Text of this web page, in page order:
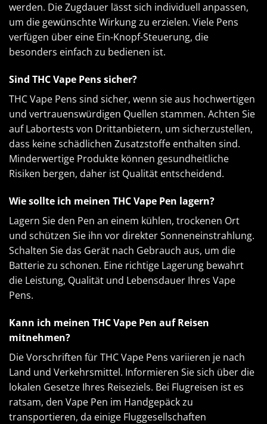
werden. Die Zugdauer lässt sich individuell anpassen,
um die gewünschte Wirkung zu erzielen. Viele Pens
verfügen über eine Ein-Knopf-Steuerung, die
besonders einfach zu bedienen ist.
Sind THC Vape Pens sicher?
THC Vape Pens sind sicher, wenn sie aus hochwertigen
und vertrauenswürdigen Quellen stammen. Achten Sie
auf Labortests von Drittanbietern, um sicherzustellen,
dass keine schädlichen Zusatzstoffe enthalten sind.
Minderwertige Produkte können gesundheitliche
Risiken bergen, daher ist Qualität entscheidend.
Wie sollte ich meinen THC Vape Pen lagern?
Lagern Sie den Pen an einem kühlen, trockenen Ort
und schützen Sie ihn vor direkter Sonneneinstrahlung.
Schalten Sie das Gerät nach Gebrauch aus, um die
Batterie zu schonen. Eine richtige Lagerung bewahrt
die Leistung, Qualität und Lebensdauer Ihres Vape
Pens.
Kann ich meinen THC Vape Pen auf Reisen
mitnehmen?
Die Vorschriften für THC Vape Pens variieren je nach
Land und Verkehrsmittel. Informieren Sie sich über die
lokalen Gesetze Ihres Reiseziels. Bei Flugreisen ist es
ratsam, den Vape Pen im Handgepäck zu
transportieren, da einige Fluggesellschaften